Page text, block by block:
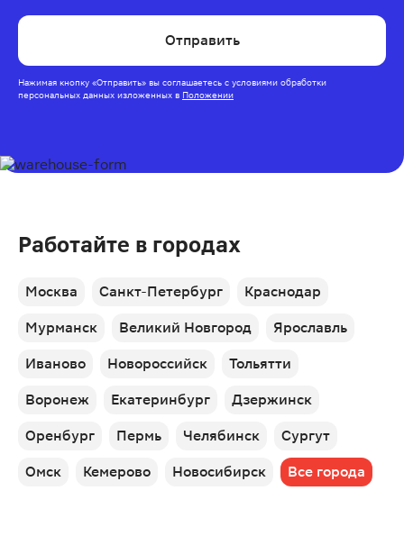
Отправить
Нажимая кнопку «Отправить» вы соглашаетесь с условиями обработки
персональных данных изложенных в Положении
Работайте в городах
Москва Санкт-Петербург Краснодар
Мурманск Великий Новгород Ярославль
Иваново Новороссийск Тольятти
Воронеж Екатеринбург Дзержинск
Оренбург Пермь Челябинск Сургут
Омск Кемерово Новосибирск Все города